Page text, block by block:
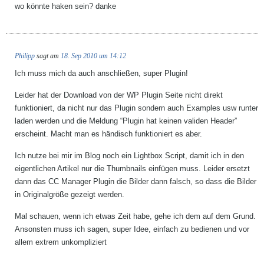
wo könnte haken sein? danke
Philipp sagt am 18. Sep 2010 um 14:12
Ich muss mich da auch anschließen, super Plugin!
Leider hat der Download von der WP Plugin Seite nicht direkt
funktioniert, da nicht nur das Plugin sondern auch Examples usw runter
laden werden und die Meldung “Plugin hat keinen validen Header”
erscheint. Macht man es händisch funktioniert es aber.
Ich nutze bei mir im Blog noch ein Lightbox Script, damit ich in den
eigentlichen Artikel nur die Thumbnails einfügen muss. Leider ersetzt
dann das CC Manager Plugin die Bilder dann falsch, so dass die Bilder
in Originalgröße gezeigt werden.
Mal schauen, wenn ich etwas Zeit habe, gehe ich dem auf dem Grund.
Ansonsten muss ich sagen, super Idee, einfach zu bedienen und vor
allem extrem unkompliziert